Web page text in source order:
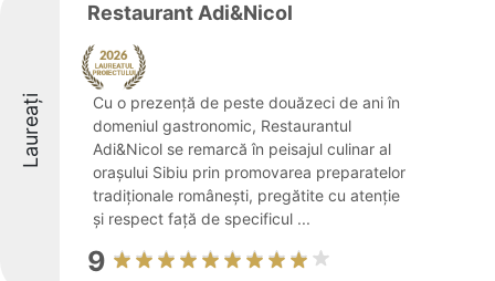
Laureați
Restaurant Adi&Nicol
Cu o prezență de peste douăzeci de ani în
domeniul gastronomic, Restaurantul
Adi&Nicol se remarcă în peisajul culinar al
orașului Sibiu prin promovarea preparatelor
tradiționale românești, pregătite cu atenție
și respect față de specificul ...
9